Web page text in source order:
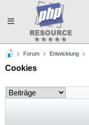
Toggle
navigation
Forum Entwicklung
Cookies